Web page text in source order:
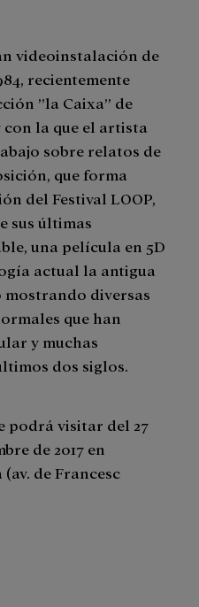
videoinstalación de
recientemente
”la Caixa” de
la que el artista
sobre relatos de
que forma
del Festival LOOP,
sus últimas
una película en 5D
actual la antigua
diversas
que han
y muchas
dos siglos.
podrá visitar del 27
de 2017 en
de Francesc